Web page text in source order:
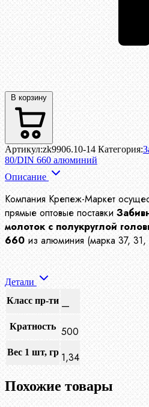
В корзину
Артикул:zk9906.10-14 Категория:
80/DIN 660 алюминий
Описание
Компания Крепеж-Маркет
прямые оптовые поставки
молоток с полукруглой
660 из алюминия (марка 37,
Детали
Класс пр-ти —
Кратность 500
Вес 1 шт, гр 1,34
Похожие товары